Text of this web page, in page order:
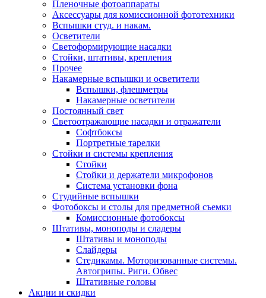
Пленочные фотоаппараты
Аксессуары для комиссионной фототехники
Вспышки студ. и накам.
Осветители
Светоформирующие насадки
Стойки, штативы, крепления
Прочее
Накамерные вспышки и осветители
Вспышки, флешметры
Накамерные осветители
Постоянный свет
Светоотражающие насадки и отражатели
Софтбоксы
Портретные тарелки
Стойки и системы крепления
Стойки
Стойки и держатели микрофонов
Система установки фона
Студийные вспышки
Фотобоксы и столы для предметной съемки
Комиссионные фотобоксы
Штативы, моноподы и сладеры
Штативы и моноподы
Слайдеры
Стедикамы. Моторизованные системы.
Автогрипы. Риги. Обвес
Штативные головы
Акции и скидки